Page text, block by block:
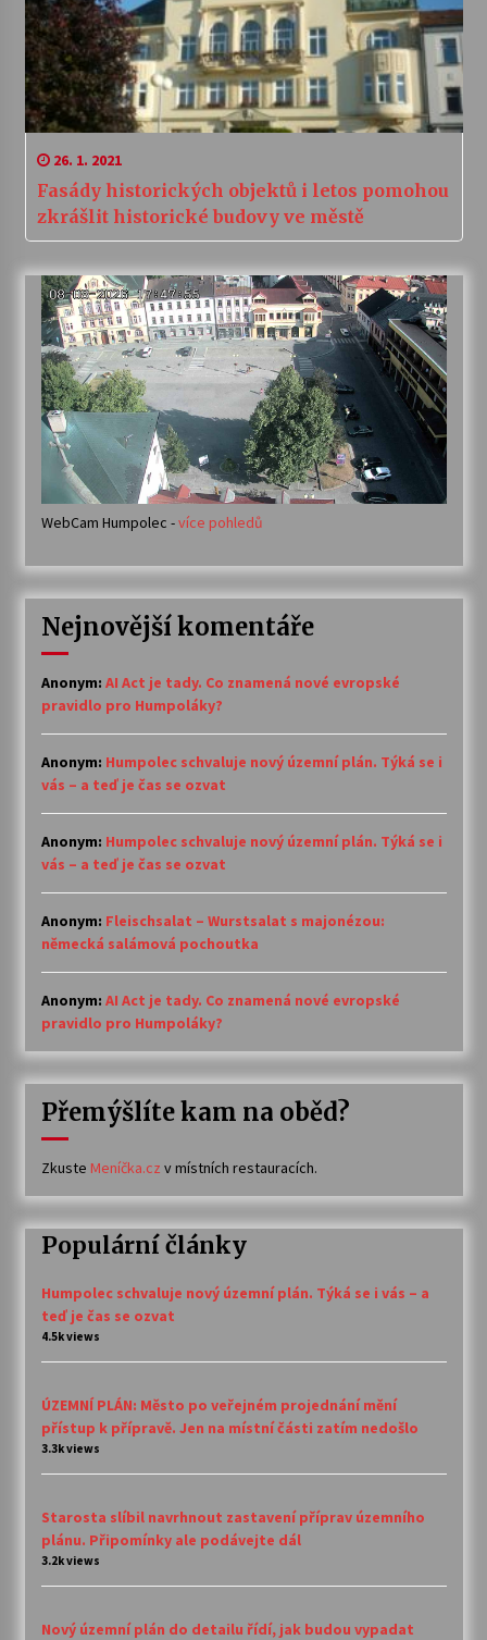
26. 1. 2021
Fasády historických objektů i letos pomohou
zkrášlit historické budovy ve městě
WebCam Humpolec -více pohledů
Nejnovější komentáře
Anonym: AI Act je tady. Co znamená nové evropské
pravidlo pro Humpoláky?
Anonym: Humpolec schvaluje nový územní plán. Týká se i
vás – a teď je čas se ozvat
Anonym: Humpolec schvaluje nový územní plán. Týká se i
vás – a teď je čas se ozvat
Anonym: Fleischsalat – Wurstsalat s majonézou:
německá salámová pochoutka
Anonym: AI Act je tady. Co znamená nové evropské
pravidlo pro Humpoláky?
Přemýšlíte kam na oběd?
Zkuste Meníčka.cz v místních restauracích.
Populární články
Humpolec schvaluje nový územní plán. Týká se i vás – a
teď je čas se ozvat
4.5k views
ÚZEMNÍ PLÁN: Město po veřejném projednání mění
přístup k přípravě. Jen na místní části zatím nedošlo
3.3k views
Starosta slíbil navrhnout zastavení příprav územního
plánu. Připomínky ale podávejte dál
3.2k views
Nový územní plán do detailu řídí, jak budou vypadat